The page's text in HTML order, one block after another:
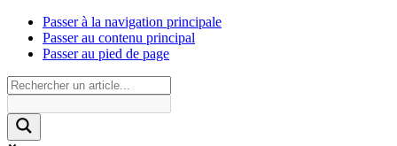
Passer à la navigation principale
Passer au contenu principal
Passer au pied de page